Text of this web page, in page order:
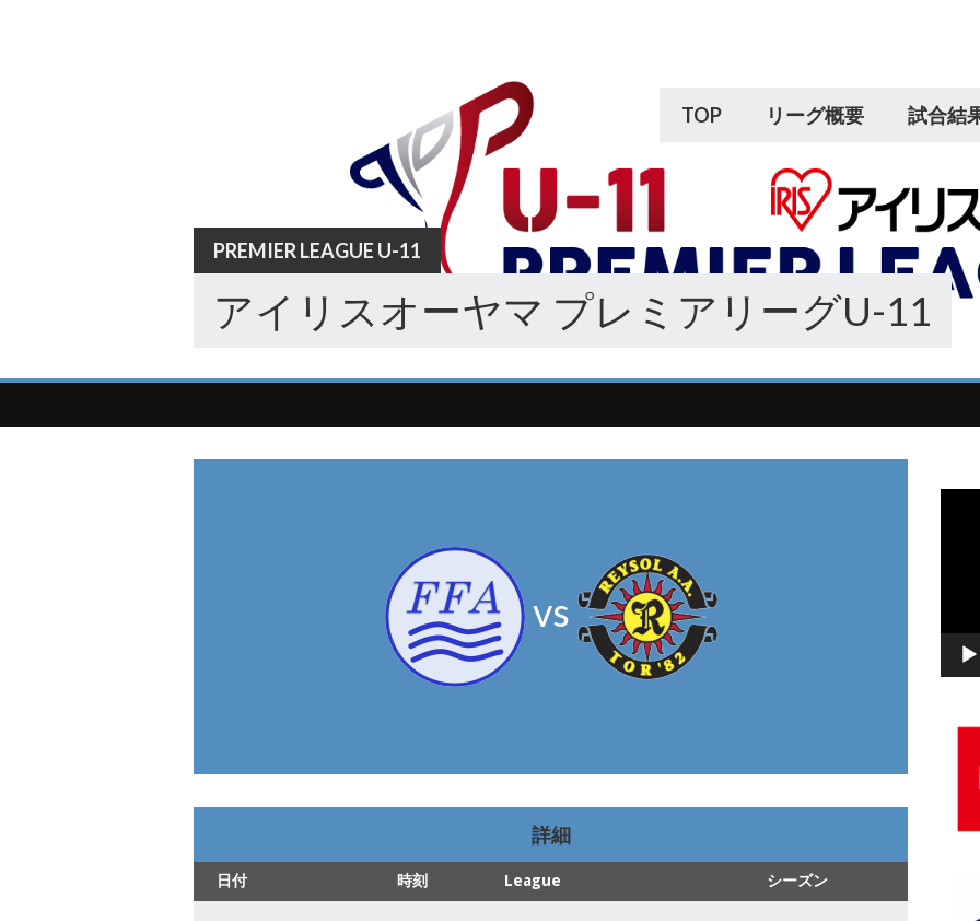
TOP リーグ概要 試合結
PREMIER LEAGUE U-11
アイリスオーヤマ プレミアリーグU-11
vs
詳細
日付 時刻 League シーズン
ヤ